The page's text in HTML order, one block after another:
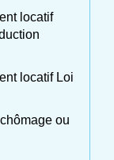
locatif
locatif Loi
ou